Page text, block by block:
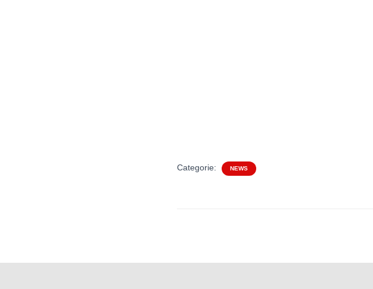
Categorie: NEWS